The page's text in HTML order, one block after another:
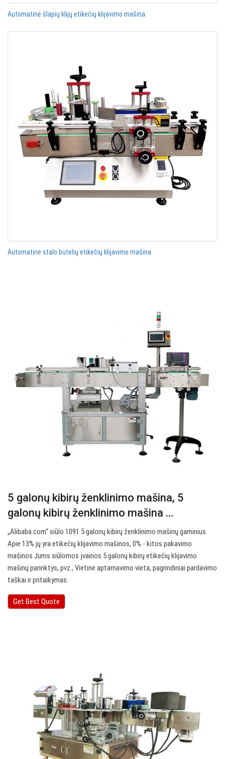
Automatinė šlapių klijų etikečių klijavimo mašina
Automatinė stalo butelių etikečių klijavimo mašina
5 galonų kibirų ženklinimo mašina, 5
galonų kibirų ženklinimo mašina ...
„Alibaba.com“ siūlo 1091 5 galonų kibirų ženklinimo mašinų gaminius.
Apie 13% jų yra etikečių klijavimo mašinos, 0% - kitos pakavimo
mašinos Jums siūlomos įvairios 5 galonų kibirų etikečių klijavimo
mašinų parinktys, pvz., Vietinė aptarnavimo vieta, pagrindiniai pardavimo
taškai ir pritaikymas.
Get Best Quote